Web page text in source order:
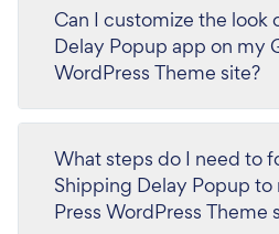
Can I customize the look
Delay Popup app on my
WordPress Theme site?
What steps do I need to
Shipping Delay Popup
Press WordPress Theme